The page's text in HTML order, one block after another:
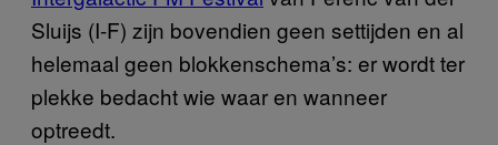
Sluijs (I-F) zijn bovendien geen settijden en al
helemaal geen blokkenschema’s: er wordt ter
plekke bedacht wie waar en wanneer
optreedt.